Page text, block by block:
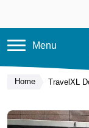
Menu
Home TravelXL